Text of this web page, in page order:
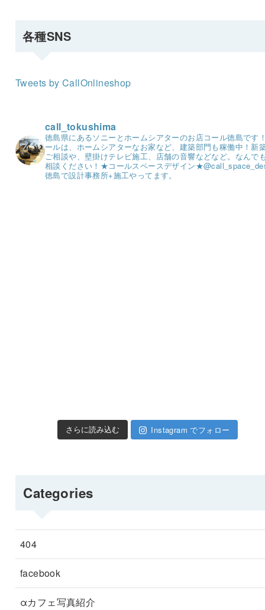
各種SNS
Tweets by CallOnlineshop
call_tokushima
徳島県にあるソニーとホームシアターのお店コール徳島です
ールは、ホームシアターなお家など、建築部門も稼働中！ 新
ご相談や、壁掛けテレビ施工、店舗の音響などなど。 なんで
相談ください！ ★コールスペースデザイン★
徳島で設計事務所+施工やってます。
さらに読み込む Instagram でフォロー
Categories
404
facebook
αカフェ写真紹介